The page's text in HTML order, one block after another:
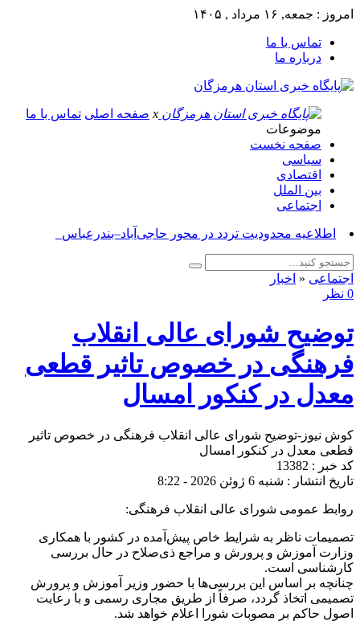
امروز : جمعه, ۱۶ مرداد , ۱۴۰۵
تماس با ما
درباره ما
x صفحه اصلی تماس با ما
موضوعات
صفحه نخست
سیاسی
اقتصادی
بین الملل
اجتماعی
اطلاعیه محدودیت تردد در محور حاجی‌آباد–بندرعباس_
اجتماعی « اخبار
0 نظر
توضیح شورای عالی انقلاب
فرهنگی در خصوص تاثیر قطعی
معدل در کنکور امسال
کوش نیوز-توضیح شورای عالی انقلاب فرهنگی در خصوص تاثیر
قطعی معدل در کنکور امسال
کد خبر : 13382
تاریخ انتشار : شنبه 6 ژوئن 2026 - 8:22
روابط عمومی شورای عالی انقلاب فرهنگی:
تصمیمات ناظر به شرایط خاص پیش‌آمده در کشور با همکاری
وزارت آموزش و پرورش و مراجع ذی‌صلاح در حال بررسی
کارشناسی است.
چنانچه بر اساس این بررسی‌ها با حضور وزیر آموزش و پرورش
تصمیمی اتخاذ گردد، صرفاً از طریق مجاری رسمی و با رعایت
اصول حاکم بر مصوبات شورا اعلام خواهد شد.